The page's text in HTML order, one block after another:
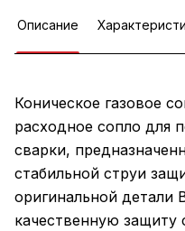
Описание
Коническое газовое
расходное сопло для
сварки,
стабильной струи
оригинальной детали
качественную защиту